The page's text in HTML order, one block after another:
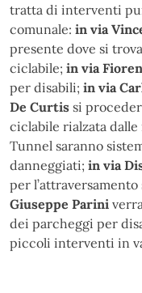
tratta di interventi
comunale: in via
presente dove si
ciclabile; in via
per disabili; in via
De Curtis si
ciclabile rialzata
Tunnel saranno
danneggiati; in via
per l’attraversamento
Giuseppe Parini
dei parcheggi per
piccoli interventi in